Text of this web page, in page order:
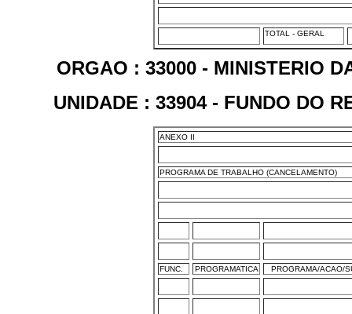
TOTAL - GERAL
ORGAO : 33000 - MINISTERIO
UNIDADE : 33904 - FUNDO DO
ANEXO II
PROGRAMA DE TRABALHO (CANCELAMENTO)
FUNC. PROGRAMATICA PROGRAMA/ACAO/